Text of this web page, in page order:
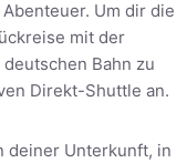
Um dir die
mit der
Bahn zu
Direkt-Shuttle an.
deiner Unterkunft, in